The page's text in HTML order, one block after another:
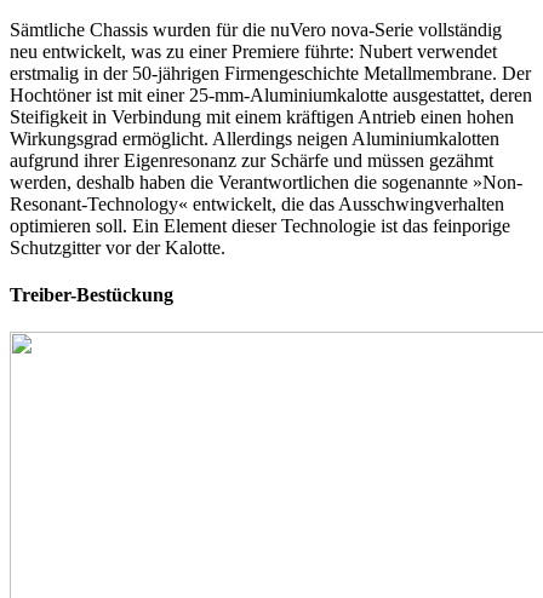
Sämtliche Chassis wurden für die nuVero nova-Serie vollständig
neu entwickelt, was zu einer Premiere führte: Nubert verwendet
erstmalig in der 50-jährigen Firmengeschichte Metallmembrane. Der
Hochtöner ist mit einer 25-mm-Aluminiumkalotte ausgestattet, deren
Steifigkeit in Verbindung mit einem kräftigen Antrieb einen hohen
Wirkungsgrad ermöglicht. Allerdings neigen Aluminiumkalotten
aufgrund ihrer Eigenresonanz zur Schärfe und müssen gezähmt
werden, deshalb haben die Verantwortlichen die sogenannte »Non-
Resonant-Technology« entwickelt, die das Ausschwingverhalten
optimieren soll. Ein Element dieser Technologie ist das feinporige
Schutzgitter vor der Kalotte.
Treiber-Bestückung